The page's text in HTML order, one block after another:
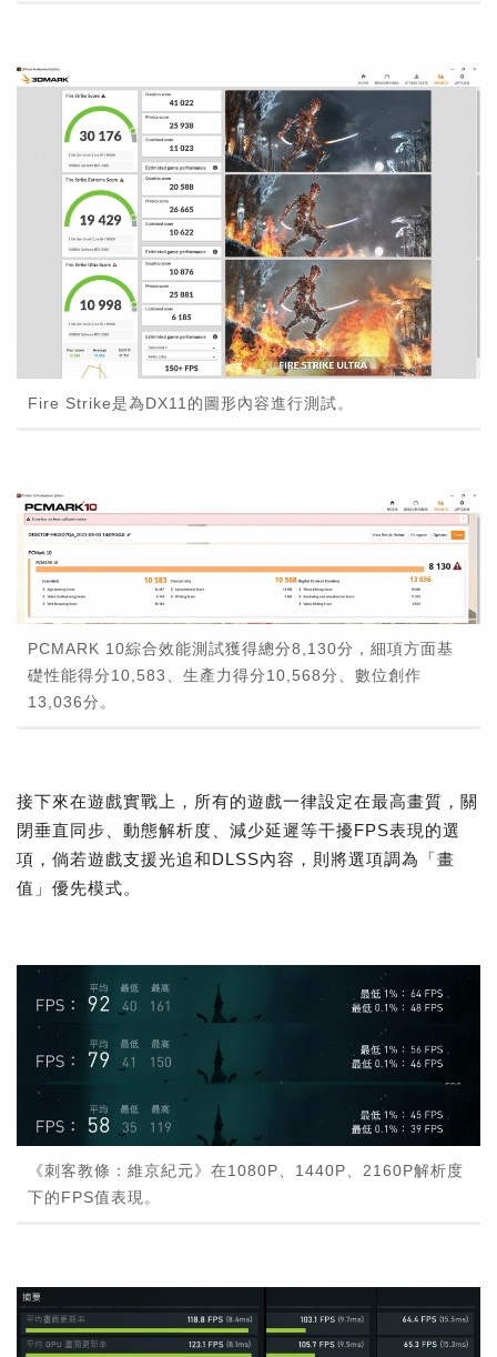
Fire Strike是為DX11的圖形內容進行測試。
PCMARK 10綜合效能測試獲得總分8,130分，細項方面基
礎性能得分10,583、生產力得分10,568分、數位創作
13,036分。
接下來在遊戲實戰上，所有的遊戲一律設定在最高畫質，關
閉垂直同步、動態解析度、減少延遲等干擾FPS表現的選
項，倘若遊戲支援光追和DLSS內容，則將選項調為「畫
值」優先模式。
《刺客教條：維京紀元》在1080P、1440P、2160P解析度
下的FPS值表現。